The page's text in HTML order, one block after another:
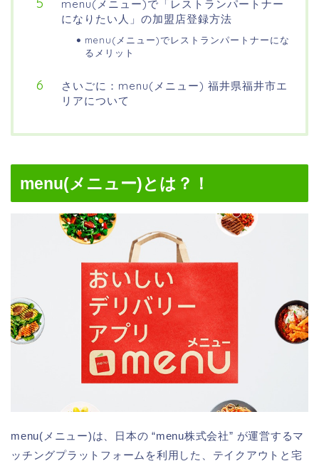
menu(メニュー)で「レストランパートナー
になりたい人」の加盟店登録方法
menu(メニュー)でレストランパートナーにな
るメリット
さいごに：menu(メニュー) 福井県福井市エ
リアについて
menu(メニュー)とは？！
menu(メニュー)は、日本の “menu株式会社” が運営するマ
ッチングプラットフォームを利用した、テイクアウトと宅